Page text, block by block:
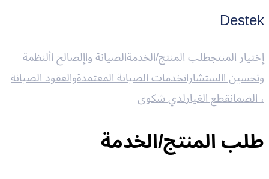
Destek
إختيار المنتجطلب المنتج/الخدمةالصيانة واإلصالحاألنظمة
وتحسين االستشاراتخدمات الصيانة المعتمدةوالعقود الصيانة
، الضمانقطع الغيارلدي شكوى
طلب المنتج/الخدمة